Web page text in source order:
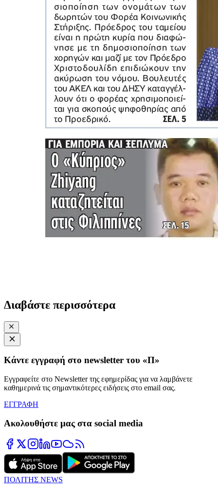
Διαβάστε περισσότερα
Κάντε εγγραφή στο newsletter του «Π»
Εγγραφείτε στο Newsletter της εφημερίδας για να λαμβάνετε
καθημερινά τις σημαντικότερες ειδήσεις στο email σας.
ΕΓΓΡΑΦΗ
Ακολουθήστε μας στα social media
ΠΟΛΙΤΗΣ NEWS